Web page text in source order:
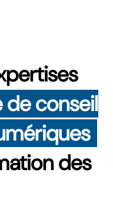
de conseil
des